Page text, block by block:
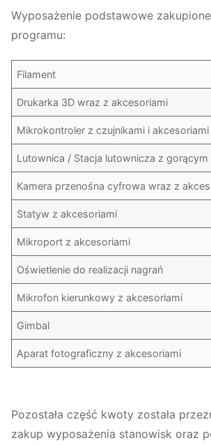
Wyposażenie podstawowe
programu:
Filament
Drukarka 3D wraz z akcesoriami
Mikrokontroler z czujnikami i akcesoriami
Lutownica / Stacja lutownicza z
Kamera przenośna cyfrowa wraz z
Statyw z akcesoriami
Mikroport z akcesoriami
Oświetlenie do realizacji nagrań
Mikrofon kierunkowy z akcesoriami
Gimbal
Aparat fotograficzny z akcesoriami
Pozostała część kwoty została
zakup wyposażenia stanowisk oraz